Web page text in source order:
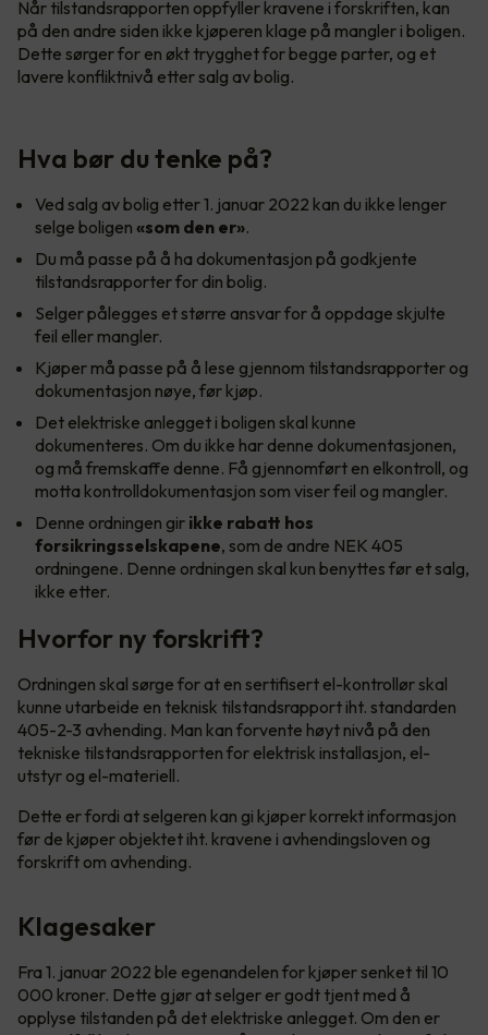
Når tilstandsrapporten oppfyller kravene i forskriften, kan
på den andre siden ikke kjøperen klage på mangler i boligen.
Dette sørger for en økt trygghet for begge parter, og et
lavere konfliktnivå etter salg av bolig.
Hva bør du tenke på?
Ved salg av bolig etter 1. januar 2022 kan du ikke lenger
selge boligen «som den er».
Du må passe på å ha dokumentasjon på godkjente
tilstandsrapporter for din bolig.
Selger pålegges et større ansvar for å oppdage skjulte
feil eller mangler.
Kjøper må passe på å lese gjennom tilstandsrapporter og
dokumentasjon nøye, før kjøp.
Det elektriske anlegget i boligen skal kunne
dokumenteres. Om du ikke har denne dokumentasjonen,
og må fremskaffe denne. Få gjennomført en elkontroll, og
motta kontrolldokumentasjon som viser feil og mangler.
Denne ordningen gir ikke rabatt hos
forsikringsselskapene, som de andre NEK 405
ordningene. Denne ordningen skal kun benyttes før et salg,
ikke etter.
Hvorfor ny forskrift?
Ordningen skal sørge for at en sertifisert el-kontrollør skal
kunne utarbeide en teknisk tilstandsrapport iht. standarden
405-2-3 avhending. Man kan forvente høyt nivå på den
tekniske tilstandsrapporten for elektrisk installasjon, el-
utstyr og el-materiell.
Dette er fordi at selgeren kan gi kjøper korrekt informasjon
før de kjøper objektet iht. kravene i avhendingsloven og
forskrift om avhending.
Klagesaker
Fra 1. januar 2022 ble egenandelen for kjøper senket til 10
000 kroner. Dette gjør at selger er godt tjent med å
opplyse tilstanden på det elektriske anlegget. Om den er